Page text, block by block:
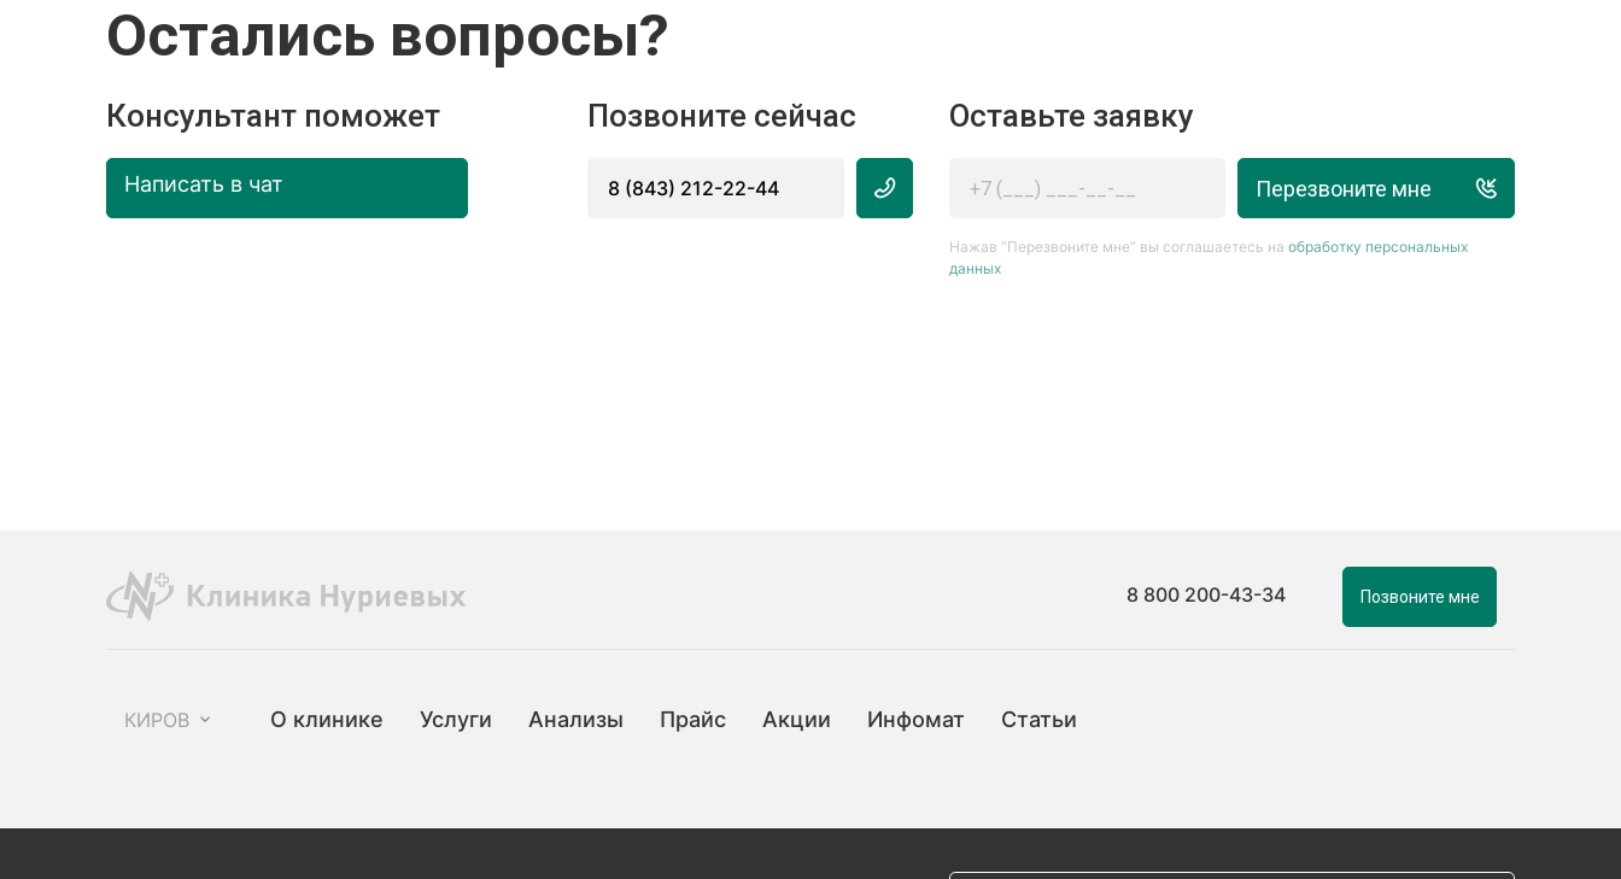
Остались вопросы?
Консультант поможет
Написать в чат
Позвоните сейчас
8 (843) 212-22-44
Оставьте заявку
Перезвоните мне
Нажав “Перезвоните мне” вы соглашаетесь на обработку персональных
данных
8 800 200-43-34 Позвоните мне
КИРОВ О клинике Услуги Анализы Прайс Акции Инфомат Статьи